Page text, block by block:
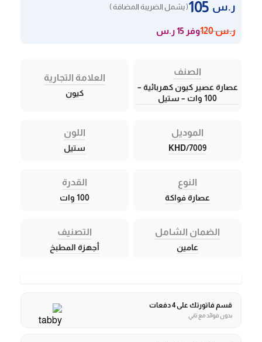
ر.س ( يشمل الضريبة المضافة )
ر.س120 وفر 15 ر.س
الصنف
عصارة عصير كيون كهربائية –
100 وات – ستيل
العلامة التجارية
كيون
الموديل
KHD/7009
اللون
ستيل
النوع
عصارة فواكة
القدرة
100 وات
الضمان الشامل
عامين
التصنيف
أجهزة المطبخ
قسم فاتورتك على 4 دفعات
بدون فوائد مع تابي